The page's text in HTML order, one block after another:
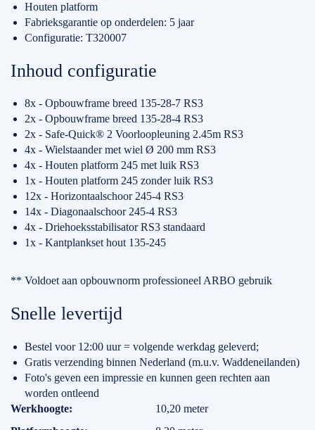
Houten platform
Fabrieksgarantie op onderdelen: 5 jaar
Configuratie: T320007
Inhoud configuratie
8x - Opbouwframe breed 135-28-7 RS3
2x - Opbouwframe breed 135-28-4 RS3
2x - Safe-Quick® 2 Voorloopleuning 2.45m RS3
4x - Wielstaander met wiel Ø 200 mm RS3
4x - Houten platform 245 met luik RS3
1x - Houten platform 245 zonder luik RS3
12x - Horizontaalschoor 245-4 RS3
14x - Diagonaalschoor 245-4 RS3
4x - Driehoeksstabilisator RS3 standaard
1x - Kantplankset hout 135-245
** Voldoet aan opbouwnorm professioneel ARBO gebruik
Snelle levertijd
Bestel voor 12:00 uur = volgende werkdag geleverd;
Gratis verzending binnen Nederland (m.u.v. Waddeneilanden)
Foto's geven een impressie en kunnen geen rechten aan
worden ontleend
Specificaties
Werkhoogte
10,20 meter